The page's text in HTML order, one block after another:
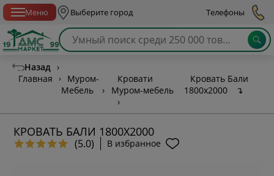
Меню Выберите город Телефоны
Назад ›
Главная
›
Муром-
Мебель
›
Кровати
Муром-мебель
›
Кровать Бали
1800х2000
↴
КРОВАТЬ БАЛИ 1800Х2000
(5.0) В избранное